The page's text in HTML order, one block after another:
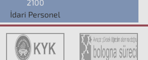
2100
İdari Personel